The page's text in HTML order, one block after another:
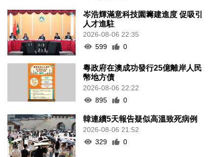
岑浩輝滿意科技園籌建進度 促吸引
人才進駐
2026-08-06 22:35
599
0
粵政府在澳成功發行25億離岸人民
幣地方債
2026-08-06 22:22
895
0
韓連續5天報告疑似高溫致死病例
2026-08-06 21:52
329
0